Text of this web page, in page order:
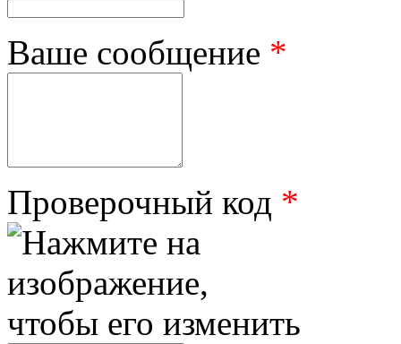
Ваше сообщение *
Проверочный код *